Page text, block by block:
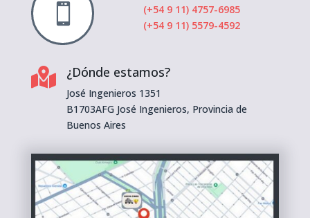

(+54 9 11) 4757-6985
(+54 9 11) 5579-4592
 ¿Dónde estamos?
José Ingenieros 1351
B1703AFG José Ingenieros, Provincia de
Buenos Aires